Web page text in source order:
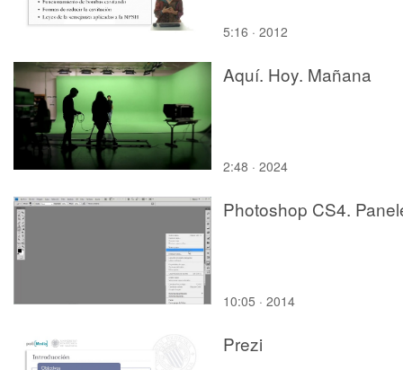
5:16 · 2012
Aquí. Hoy. Mañana
2:48 · 2024
Photoshop CS4.
10:05 · 2014
Prezi